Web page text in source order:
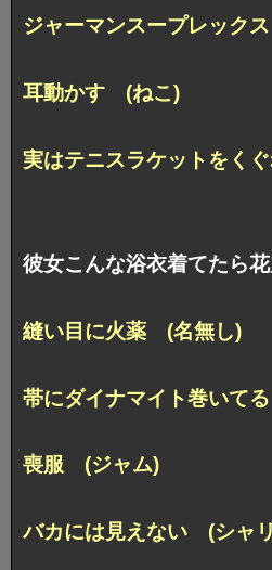
ジャーマンスープレック
耳動かす (ねこ)
実はテニスラケットをく
彼女こんな浴衣着てたら
縫い目に火薬 (名無し)
帯にダイナマイト巻いて
喪服 (ジャム)
バカには見えない (シャ